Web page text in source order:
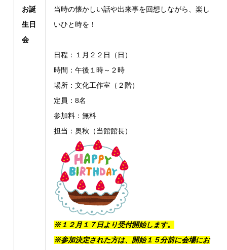
お誕
生日
会
当時の懐かしい話や出来事を回想しながら、楽し
いひと時を！
日程：１月２２日（日）
時間：午後１時～２時
場所：文化工作室（２階）
定員：8名
参加料：無料
担当：奥秋（当館館長）
※１２月１７日より受付開始します。
※参加決定された方は、開始１５分前に会場にお